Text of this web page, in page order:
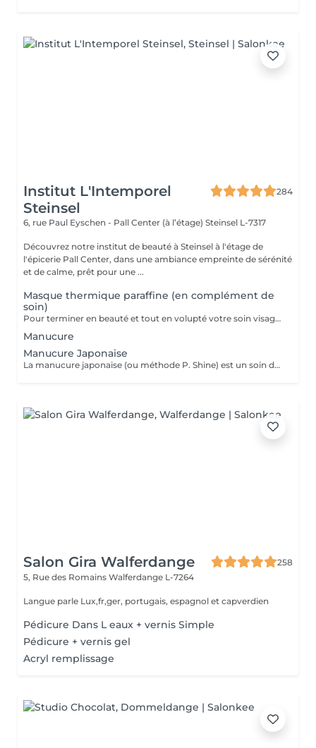
Institut L'Intemporel
Steinsel
284
6, rue Paul Eyschen - Pall Center (à l’étage) Steinsel L-7317
Découvrez notre institut de beauté à Steinsel à l'étage de
l'épicerie Pall Center, dans une ambiance empreinte de sérénité
et de calme, prêt pour une ...
Masque thermique paraffine (en complément de
soin)
Pour terminer en beauté et tout en volupté votre soin visage, nous vous proposons le 'double masque '. Cela consiste en une application d'un masque crème bourré d'actifs hydratants/régénérants/anti-âge ou anti-oxydants suivi d'un bain de paraffine tiède. Ceci permet la pénétration intégrale du masque crème grâce à la chaleur de la paraffine et une fin de soin en douceur grâce aux actifs de la paraffine adoucissants et calmants. Une véritable invitation à la détente.
Manucure
Manucure Japonaise
La manucure japonaise (ou méthode P. Shine) est un soin de beauté naturel et ancestral visant à renforcer, nourrir et faire briller les ongles sans vernis ni gel. En utilisant des produits naturels comme la cire d'abeille, des minéraux, et de la poudre de perle, elle rend les ongles sains, forts et brillants avec un effet miroir, idéal pour réparer les ongles abîmés (après gel ou semi-permanent, grossesse...). Convient aux ongles naturels fragiles, mous, cassants ou dédoublés, mais aussi simplement pour offrir une période de repos et de soin aux ongles.
Salon Gira Walferdange
258
5, Rue des Romains Walferdange L-7264
Langue parle Lux,fr,ger, portugais, espagnol et capverdien
Pédicure Dans L eaux + vernis Simple
Pédicure + vernis gel
Acryl remplissage